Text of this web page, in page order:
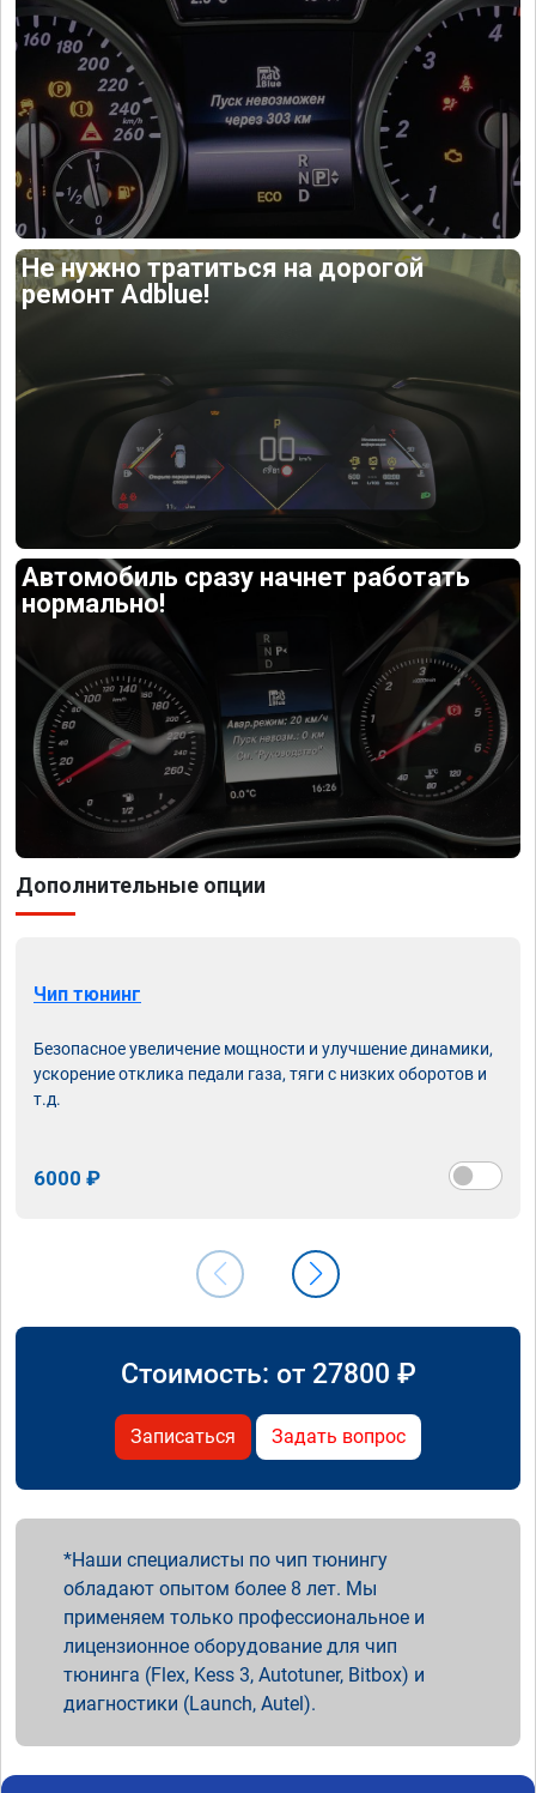
Не нужно тратиться на дорогой
ремонт Adblue!
Автомобиль сразу начнет работать
нормально!
Дополнительные опции
Чип тюнинг
Безопасное увеличение мощности и улучшение динамики,
ускорение отклика педали газа, тяги с низких оборотов и
т.д.
6000 ₽
Стоимость: от 27800 ₽
Записаться Задать вопрос
Наши специалисты по чип тюнингу
обладают опытом более 8 лет. Мы
применяем только профессиональное и
лицензионное оборудование для чип
тюнинга (Flex, Kess 3, Autotuner, Bitbox) и
диагностики (Launch, Autel).